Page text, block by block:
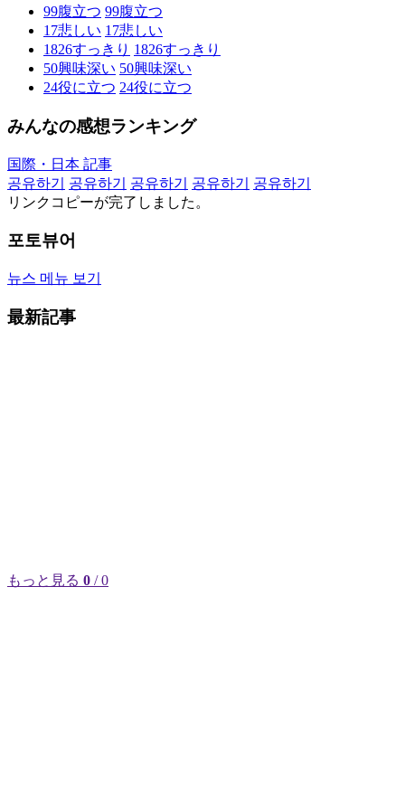
99腹立つ 99腹立つ
17悲しい 17悲しい
1826すっきり 1826すっきり
50興味深い 50興味深い
24役に立つ 24役に立つ
みんなの感想ランキング
国際・日本 記事
공유하기
공유하기 공유하기 공유하기
공유하기
リンクコピーが完了しました。
포토뷰어
뉴스 메뉴 보기
最新記事
もっと見る 0 / 0